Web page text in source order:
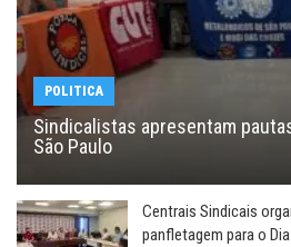
POLITICA
Sindicalistas apresentam
São Paulo
Centrais Sindicais
panfletagem para o